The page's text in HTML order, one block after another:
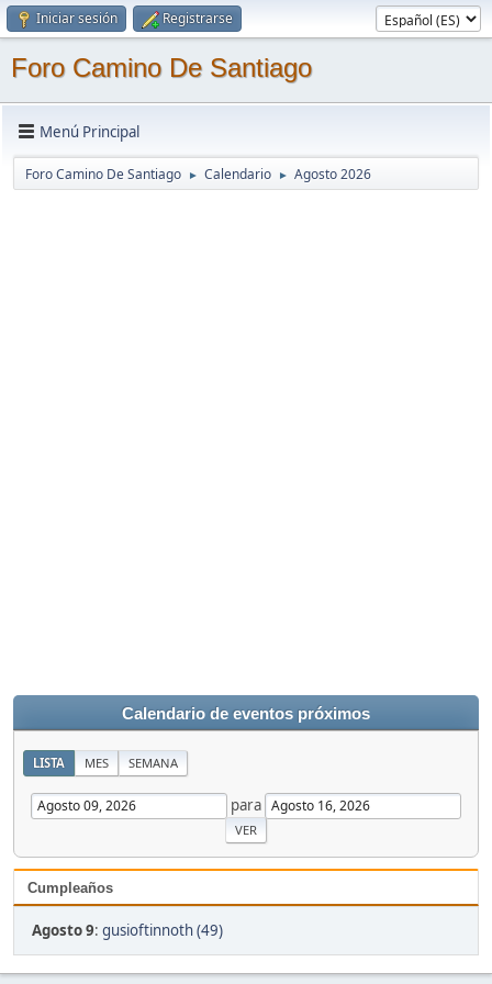
Iniciar sesión Registrarse
Foro Camino De Santiago
Menú Principal
Foro Camino De Santiago ► Calendario ► Agosto 2026
Calendario de eventos próximos
LISTA MES SEMANA
para
Cumpleaños
Agosto 9: gusioftinnoth (49)